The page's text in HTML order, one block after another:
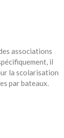
associations
il
la scolarisation
par bateaux.